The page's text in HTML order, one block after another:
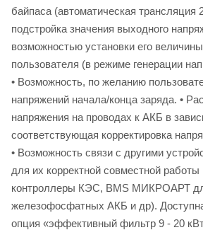
байпаса (автоматическая трансляция
подстройка значения выходного
возможностью установки его
пользователя (в режиме генерации
• Возможность, по желанию
напряжений начала/конца заряда. •
напряжения на проводах к АКБ в
соответствующая корректировка
• Возможность связи с другими
для их корректной совместной
контроллеры КЭС, BMS МИКРОАРТ
железофосфатных АКБ и др).
опция «эффективный фильтр 9 - 20